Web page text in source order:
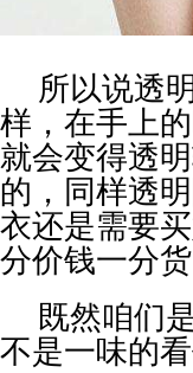
所以说透明
样，在手上
就会变得透
的，同样透
衣还是需要
分价钱一分
既然咱们是
不是一味的看